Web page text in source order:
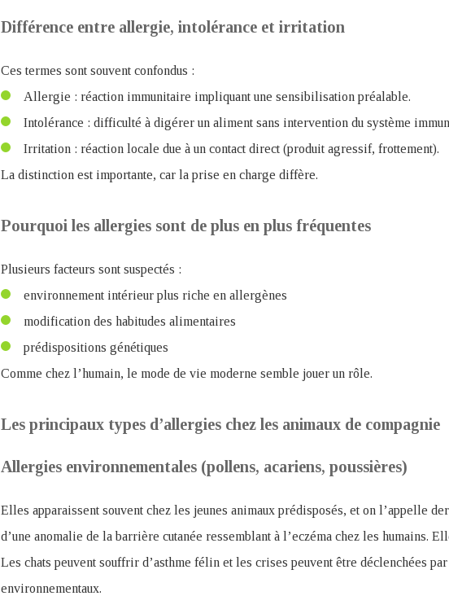
Différence entre allergie, intolérance et irritation
Ces termes sont souvent confondus :
Allergie : réaction immunitaire impliquant une sensibilisation préalable.
Intolérance : difficulté à digérer un aliment sans intervention du système
Irritation : réaction locale due à un contact direct (produit agressif, frottement).
La distinction est importante, car la prise en charge diffère.
Pourquoi les allergies sont de plus en plus fréquentes
Plusieurs facteurs sont suspectés :
environnement intérieur plus riche en allergènes
modification des habitudes alimentaires
prédispositions génétiques
Comme chez l’humain, le mode de vie moderne semble jouer un rôle.
Les principaux types d’allergies chez les animaux de compagnie
Allergies environnementales (pollens, acariens, poussières)
Elles apparaissent souvent chez les jeunes animaux prédisposés, et on l’appelle
d’une anomalie de la barrière cutanée ressemblant à l’eczéma chez les humains.
Les chats peuvent souffrir d’asthme félin et les crises peuvent être déclenchées
environnementaux.